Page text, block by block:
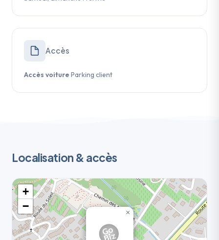
Accès
Accès voiture Parking client
Localisation & accès
×
+
−